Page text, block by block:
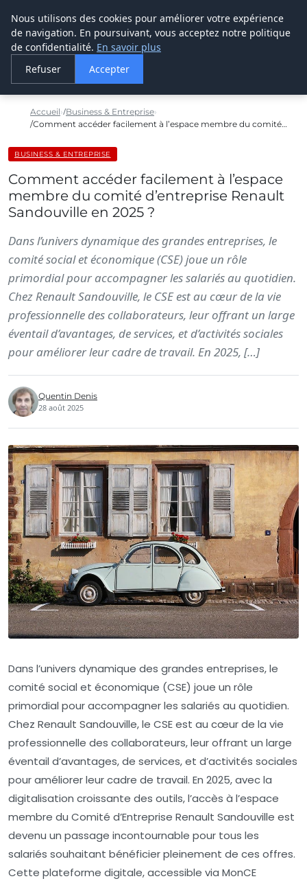
LE WEBMARKETING
Accueil Business & Entreprise
Comment accéder facilement à l’espace membre du comité…
BUSINESS & ENTREPRISE
Comment accéder facilement à l’espace
membre du comité d’entreprise Renault
Sandouville en 2025 ?
Dans l’univers dynamique des grandes entreprises, le
comité social et économique (CSE) joue un rôle
primordial pour accompagner les salariés au quotidien.
Chez Renault Sandouville, le CSE est au cœur de la vie
professionnelle des collaborateurs, leur offrant un large
éventail d’avantages, de services, et d’activités sociales
pour améliorer leur cadre de travail. En 2025, […]
Quentin Denis
28 août 2025
Dans l’univers dynamique des grandes entreprises, le
comité social et économique (CSE) joue un rôle
primordial pour accompagner les salariés au quotidien.
Chez Renault Sandouville, le CSE est au cœur de la vie
professionnelle des collaborateurs, leur offrant un large
éventail d’avantages, de services, et d’activités sociales
pour améliorer leur cadre de travail. En 2025, avec la
digitalisation croissante des outils, l’accès à l’espace
membre du Comité d’Entreprise Renault Sandouville est
devenu un passage incontournable pour tous les
salariés souhaitant bénéficier pleinement de ces offres.
Cette plateforme digitale, accessible via MonCE
Nous utilisons des cookies pour améliorer votre expérience
de navigation. En poursuivant, vous acceptez notre politique
de confidentialité. En savoir plus
Refuser
Accepter